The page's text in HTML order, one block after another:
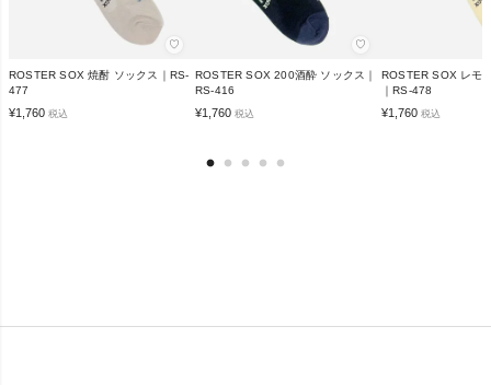
♡
ROSTER SOX 焼酎 ソックス｜RS-
477
¥1,760 税込
♡
ROSTER SOX 200酒酔 ソックス｜
RS-416
¥1,760 税込
ROSTER SOX レモ
｜RS-478
¥1,760 税込